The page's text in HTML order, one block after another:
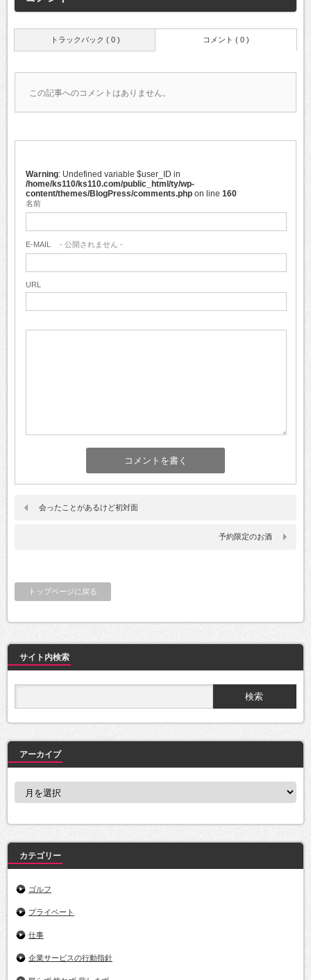
トラックバック ( 0 ) コメント ( 0 )
この記事へのコメントはありません。
Warning : Undefined variable $user_ID in
/home/ks110/ks110.com/public_html/ty/wp-
content/themes/BlogPress/comments.php on line 160
名前
E-MAIL - 公開されません -
URL
会ったことがあるけど初対面
予約限定のお酒
トップページに戻る
サイト内検索
アーカイブ
ア
ブ
カテゴリー
ゴルフ
プライベート
仕事
企業サービスの行動指針